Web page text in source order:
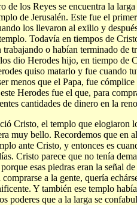
los Reyes se encuentra la
de Jerusalén. Este fue el
los llevaron al exilio y
Todavía en tiempos de
o habían terminado de
dio Herodes hijo, en tiempo de
quiso matarlo y fue cuando
menos que el Papa, fue
Herodes fue el que, para
cantidades de dinero en la
Cristo, el templo que elogiaron
muy bello. Recordemos que en
ante Cristo, y entonces es
Cristo parece que no tenía
esas piedras eran la señal
a la gente, quería
Y también ese templo
poderes que a la larga se